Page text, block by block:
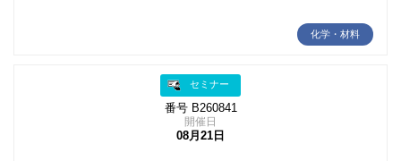
化学・材料
セミナー
番号 B260841
開催日
08月21日